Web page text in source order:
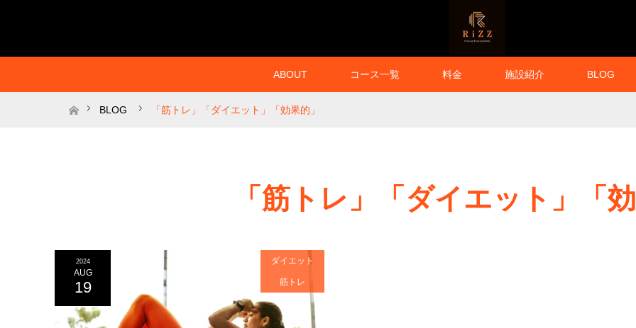
ABOUT コース一覧 料金 施設紹介 BLOG
ホームBLOG 「筋トレ」「ダイエット」「効果的」
「筋トレ」「ダイエット」「
2024
AUG
19
ダイエット
筋トレ